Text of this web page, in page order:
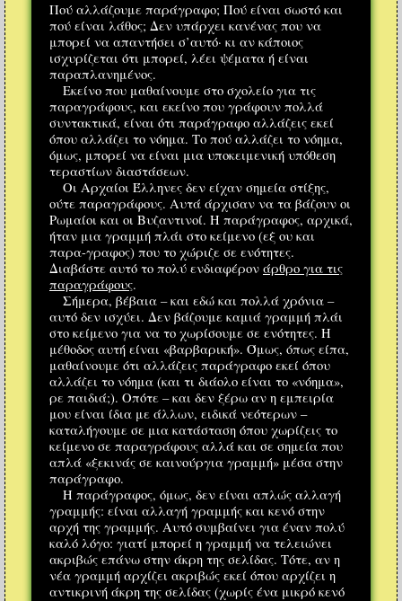
Πού αλλάζουμε παράγραφο; Πού είναι σωστό και
πού είναι λάθος; Δεν υπάρχει κανένας που να
μπορεί να απαντήσει σ’αυτό· κι αν κάποιος
ισχυρίζεται ότι μπορεί, λέει ψέματα ή είναι
παραπλανημένος.
Εκείνο που μαθαίνουμε στο σχολείο για τις
παραγράφους, και εκείνο που γράφουν πολλά
συντακτικά, είναι ότι παράγραφο αλλάζεις εκεί
όπου αλλάζει το νόημα. Το πού αλλάζει το νόημα,
όμως, μπορεί να είναι μια υποκειμενική υπόθεση
τεραστίων διαστάσεων.
Οι Αρχαίοι Έλληνες δεν είχαν σημεία στίξης,
ούτε παραγράφους. Αυτά άρχισαν να τα βάζουν οι
Ρωμαίοι και οι Βυζαντινοί. Η παράγραφος, αρχικά,
ήταν μια γραμμή πλάι στο κείμενο (εξ ου και
παρα-γραφος) που το χώριζε σε ενότητες.
Διαβάστε αυτό το πολύ ενδιαφέρον άρθρο για τις
παραγράφους.
Σήμερα, βέβαια – και εδώ και πολλά χρόνια –
αυτό δεν ισχύει. Δεν βάζουμε καμιά γραμμή πλάι
στο κείμενο για να το χωρίσουμε σε ενότητες. Η
μέθοδος αυτή είναι «βαρβαρική». Όμως, όπως είπα,
μαθαίνουμε ότι αλλάζεις παράγραφο εκεί όπου
αλλάζει το νόημα (και τι διάολο είναι το «νόημα»,
ρε παιδιά;). Οπότε – και δεν ξέρω αν η εμπειρία
μου είναι ίδια με άλλων, ειδικά νεότερων –
καταλήγουμε σε μια κατάσταση όπου χωρίζεις το
κείμενο σε παραγράφους αλλά και σε σημεία που
απλά «ξεκινάς σε καινούργια γραμμή» μέσα στην
παράγραφο.
Η παράγραφος, όμως, δεν είναι απλώς αλλαγή
γραμμής: είναι αλλαγή γραμμής και κενό στην
αρχή της γραμμής. Αυτό συμβαίνει για έναν πολύ
καλό λόγο: γιατί μπορεί η γραμμή να τελειώνει
ακριβώς επάνω στην άκρη της σελίδας. Τότε, αν η
νέα γραμμή αρχίζει ακριβώς εκεί όπου αρχίζει η
αντικρινή άκρη της σελίδας (χωρίς ένα μικρό κενό